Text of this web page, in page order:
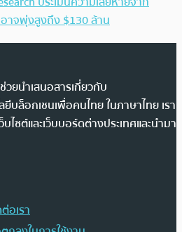
าจพุ่งสูงถึง $130 ล้าน
ยนำเสนอสารเกี่ยวกับ
บล็อกเชนเพื่อคนไทย ในภาษาไทย เรา
ซต์และเว็บบอร์ดต่างประเทศและนำมา
อเรา